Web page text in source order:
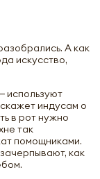
А как
искусство,
используют
индусам о
в рот нужно
так
помощниками.
как